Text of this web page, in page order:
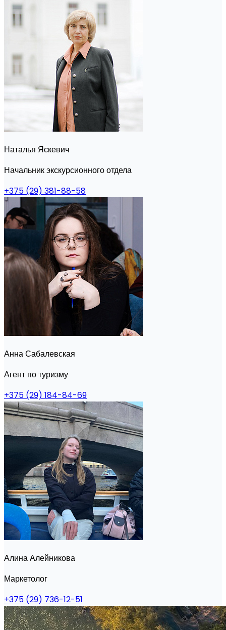
Наталья Яскевич
Начальник экскурсионного отдела
+375 (29) 381-88-58
Анна Сабалевская
Агент по туризму
+375 (29) 184-84-69
Алина Алейникова
Маркетолог
+375 (29) 736-12-51